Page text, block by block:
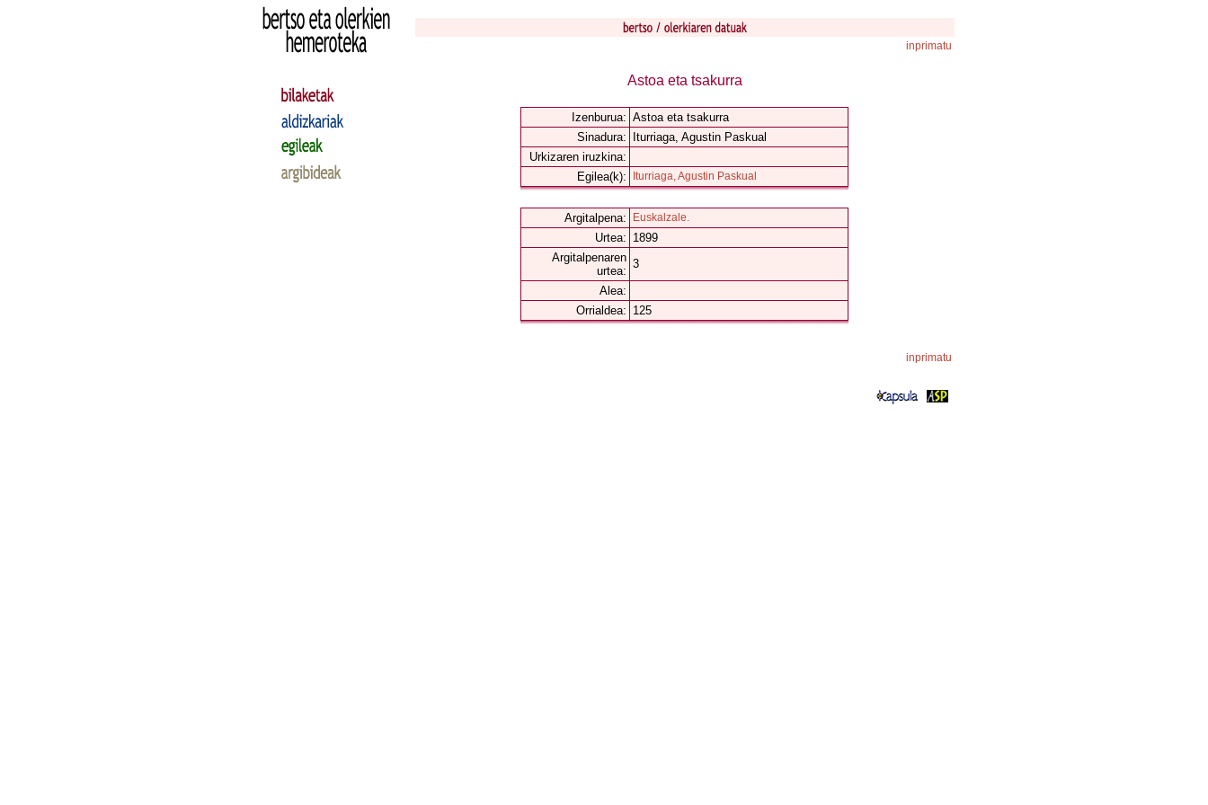
inprimatu
Astoa eta tsakurra
Izenburua: Astoa eta tsakurra
Sinadura:
Iturriaga, Agustin Paskual
Urkizaren iruzkina:
Egilea(k):
Iturriaga, Agustin Paskual
Argitalpena: Euskalzale.
Urtea: 1899
Argitalpenaren
urtea:
3
Alea:
Orrialdea: 125
inprimatu